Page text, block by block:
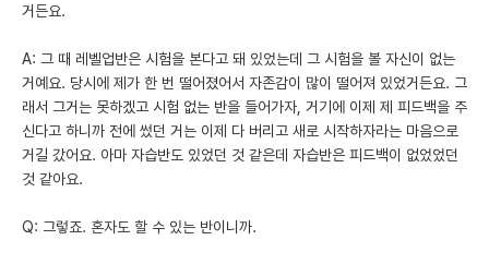
거든요.
A: 그 때 레벨업반은 시험을 본다고 돼 있었는데 그 시험을 볼 자신이 없는
거예요. 당시에 제가 한 번 떨어졌어서 자존감이 많이 떨어져 있었거든요. 그
래서 그거는 못하겠고 시험 없는 반을 들어가자, 거기에 이제 제 피드백을 주
신다고 하니까 전에 썼던 거는 이제 다 버리고 새로 시작하자라는 마음으로
거길 갔어요. 아마 자습반도 있었던 것 같은데 자습반은 피드백이 없었었던
것 같아요.
Q: 그렇죠. 혼자도 할 수 있는 반이니까.